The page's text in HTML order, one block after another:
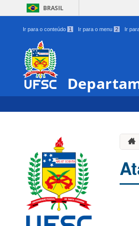
BRASIL
Ir para o conteúdo 1 Ir para o menu 2 Ir